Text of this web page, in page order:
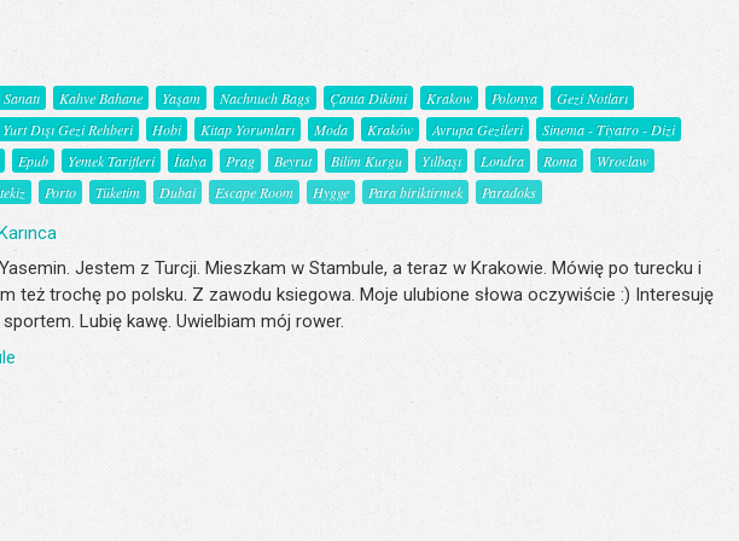
Kahve Bahane Yaşam Nachnuch Bags Çanta Dikimi Krakow Polonya
Gezi Notları
Yurt Dışı Gezi Rehberi Hobi Kitap Yorumları Moda Kraków Avrupa Gezileri
Sinema - Tiyatro - Dizi
Epub Yemek Tarifleri İtalya Prag Beyrut Bilim Kurgu Yılbaşı Londra Roma
Wroclaw
Porto Tüketim Dubai Escape Room Hygge Para biriktirmek Paradoks
Jestem z Turcji. Mieszkam w Stambule, a teraz w Krakowie. Mówię po turecku i
też trochę po polsku. Z zawodu ksiegowa. Moje ulubione słowa oczywiście :) Interesuję
Lubię kawę. Uwielbiam mój rower.